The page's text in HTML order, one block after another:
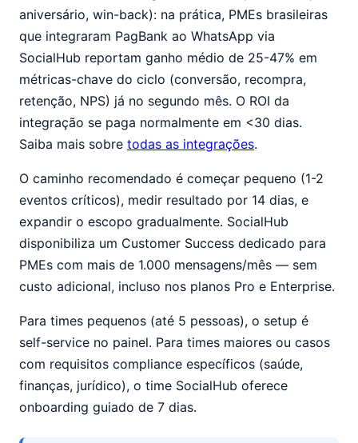
aniversário, win-back): na prática, PMEs brasileiras
que integraram PagBank ao WhatsApp via
SocialHub reportam ganho médio de 25-47% em
métricas-chave do ciclo (conversão, recompra,
retenção, NPS) já no segundo mês. O ROI da
integração se paga normalmente em <30 dias.
Saiba mais sobre todas as integrações.
O caminho recomendado é começar pequeno (1-2
eventos críticos), medir resultado por 14 dias, e
expandir o escopo gradualmente. SocialHub
disponibiliza um Customer Success dedicado para
PMEs com mais de 1.000 mensagens/mês — sem
custo adicional, incluso nos planos Pro e Enterprise.
Para times pequenos (até 5 pessoas), o setup é
self-service no painel. Para times maiores ou casos
com requisitos compliance específicos (saúde,
finanças, jurídico), o time SocialHub oferece
onboarding guiado de 7 dias.